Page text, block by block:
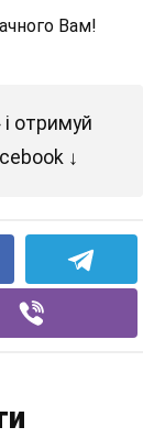
Вам!
отримуй
↓